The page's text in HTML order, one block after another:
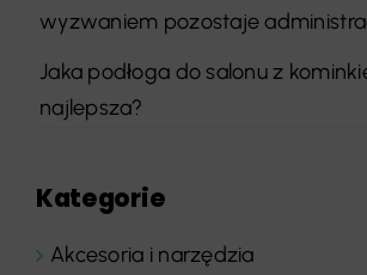
wyzwaniem pozostaje
Jaka podłoga do salonu z
najlepsza?
Kategorie
Akcesoria i narzędzia